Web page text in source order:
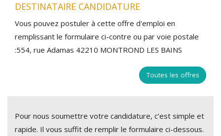
DESTINATAIRE CANDIDATURE
Vous pouvez postuler à cette offre d'emploi en
remplissant le formulaire ci-contre ou par voie postale
:554, rue Adamas 42210 MONTROND LES BAINS
Toutes les offres
Pour nous soumettre votre candidature, c’est simple et
rapide. Il vous suffit de remplir le formulaire ci-dessous.